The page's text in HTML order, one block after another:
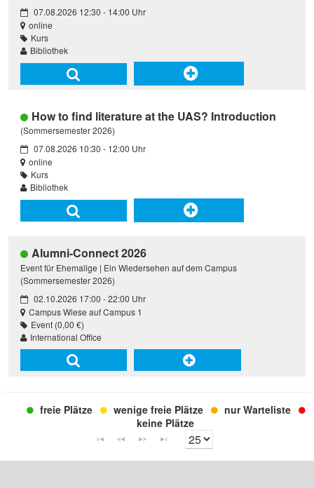
07.08.2026 12:30 - 14:00 Uhr
online
Kurs
Bibliothek
How to find literature at the UAS? Introduction
(Sommersemester 2026)
07.08.2026 10:30 - 12:00 Uhr
online
Kurs
Bibliothek
Alumni-Connect 2026
Event für Ehemalige | Ein Wiedersehen auf dem Campus
(Sommersemester 2026)
02.10.2026 17:00 - 22:00 Uhr
Campus Wiese auf Campus 1
Event (0,00 €)
International Office
freie Plätze wenige freie Plätze
nur Warteliste
keine Plätze